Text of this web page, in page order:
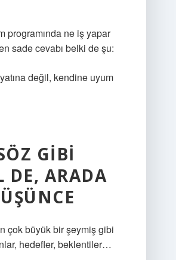
programında ne iş yapar
sade cevabı belki de şu:
değil, kendine uyum
GIBI
DE, ARADA
çok büyük bir şeymiş gibi
hedefler, beklentiler…